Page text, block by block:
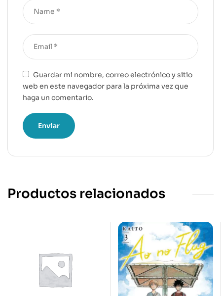
Guardar mi nombre, correo electrónico y sitio
web en este navegador para la próxima vez que
haga un comentario.
Productos relacionados